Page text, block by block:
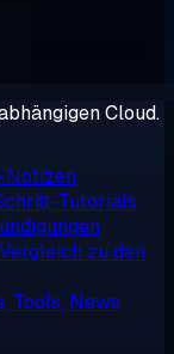
Cloud.
Notizen
Tutorials
zu den
Tools, News